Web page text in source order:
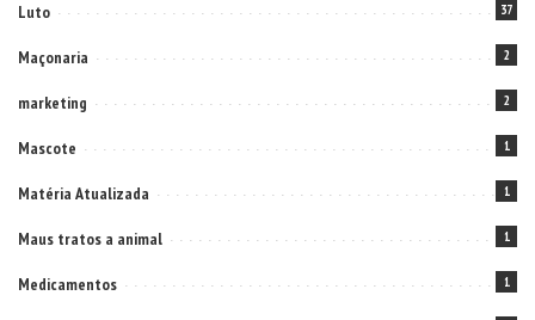
Luto 37
Maçonaria 2
marketing 2
Mascote 1
Matéria Atualizada 1
Maus tratos a animal 1
Medicamentos 1